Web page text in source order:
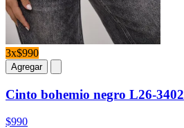
3x$990
Agregar
Cinto bohemio negro L26-3402
$990